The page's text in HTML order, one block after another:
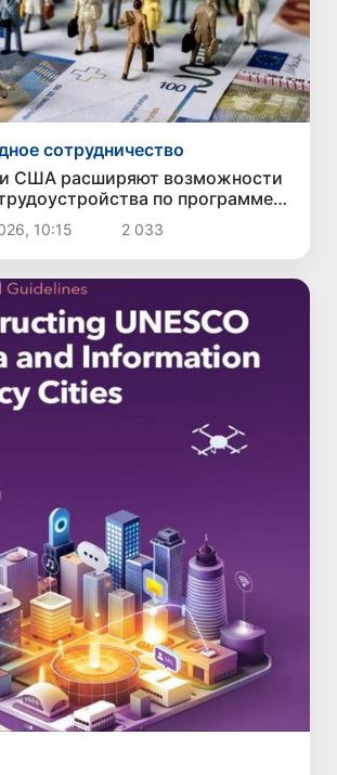
сотрудничество
и США расширяют возможности
по программе
H-2A
10:15 2 033